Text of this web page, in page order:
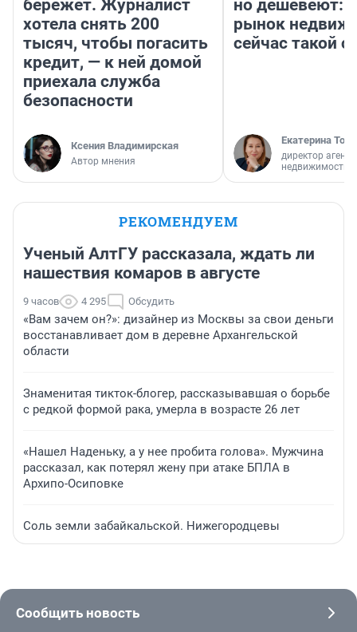
бережет. Журналист
хотела снять 200
тысяч, чтобы погасить
кредит, — к ней домой
приехала служба
безопасности
Ксения Владимирская
Автор мнения
но дешевеют:
рынок
сейчас такой
Екатерина
директор
недвижимости
РЕКОМЕНДУЕМ
Ученый АлтГУ рассказала, ждать ли
нашествия комаров в августе
9 часов 4 295 Обсудить
«Вам зачем он?»: дизайнер из Москвы за свои деньги
восстанавливает дом в деревне Архангельской
области
Знаменитая тикток-блогер, рассказывавшая о борьбе
с редкой формой рака, умерла в возрасте 26 лет
«Нашел Наденьку, а у нее пробита голова». Мужчина
рассказал, как потерял жену при атаке БПЛА в
Архипо-Осиповке
Соль земли забайкальской. Нижегородцевы
Сообщить новость